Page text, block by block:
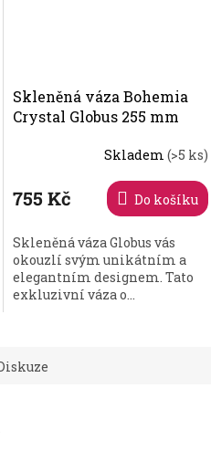
Skleněná váza Bohemia
Crystal Globus 255 mm
Skladem(>5 ks)
755 Kč Do košíku
Skleněná váza Globus vás
okouzlí svým unikátním a
elegantním designem. Tato
exkluzivní váza o...